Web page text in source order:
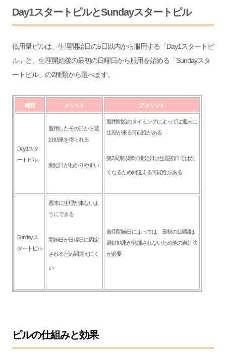
Day1スタートピルとSundayスタートピル
低用量ピルは、生理開始日の5日以内から服用する「Day1スタートピ
ル」と、生理開始後の最初の日曜日から服用を始める「Sundayスタ
ートピル」の2種類から選べます。
種類 メリット デメリット
Day1スタ
ートピル
服用したその日から避
妊効果を得られる
開始日がわかりやすい
服用開始のタイミングによっては週末に
生理が来る可能性がある
第2周期以降の開始日は生理初日ではな
くなるため間違える可能性がある
Sundayス
タートピル
週末に生理が来ないよ
うにできる
開始日が日曜日に固定
されるため間違えにく
い
服用開始日によっては、最初の1週間は
避妊効果が発揮されないため他の避妊法
が必要
ピルの仕組みと効果